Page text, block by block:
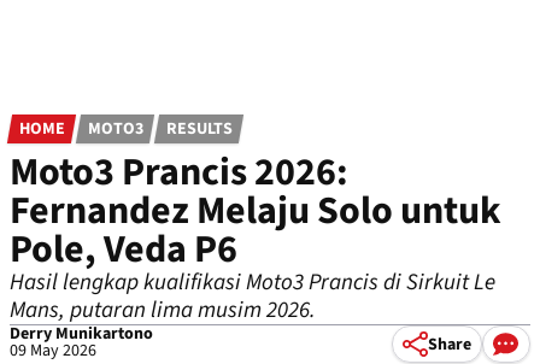
HOME MOTO3 RESULTS
Moto3 Prancis 2026:
Fernandez Melaju Solo untuk
Pole, Veda P6
Hasil lengkap kualifikasi Moto3 Prancis di Sirkuit Le
Mans, putaran lima musim 2026.
Derry Munikartono
09 May 2026 Share